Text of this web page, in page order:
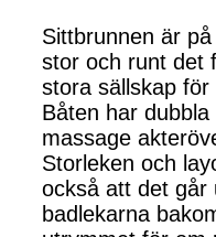
Sittbrunnen är
stor och runt det
stora sällskap för
Båten har
massage
Storleken och
också att det går
badlekarna